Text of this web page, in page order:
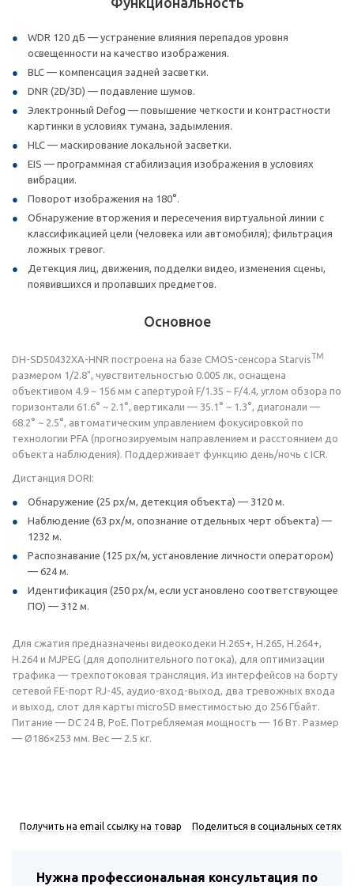
WDR 120 дБ — устранение влияния перепадов уровня
освещенности на качество изображения.
BLC — компенсация задней засветки.
DNR (2D/3D) — подавление шумов.
Электронный Defog — повышение четкости и контрастности
картинки в условиях тумана, задымления.
HLC — маскирование локальной засветки.
EIS — программная стабилизация изображения в условиях
вибрации.
Поворот изображения на 180°.
Обнаружение вторжения и пересечения виртуальной линии с
классификацией цели (человека или автомобиля); фильтрация
ложных тревог.
Детекция лиц, движения, подделки видео, изменения сцены,
появившихся и пропавших предметов.
Основное
DH-SD50432XA-HNR построена на базе CMOS-сенсора StarvisTM
размером 1/2.8", чувствительностью 0.005 лк, оснащена
объективом 4.9 ~ 156 мм с апертурой F/1.35 ~ F/4.4, углом обзора по
горизонтали 61.6° ~ 2.1°, вертикали — 35.1° ~ 1.3°, диагонали —
68.2° ~ 2.5°, автоматическим управлением фокусировкой по
технологии PFA (прогнозируемым направлением и расстоянием до
объекта наблюдения). Поддерживает функцию день/ночь с ICR.
Дистанция DORI:
Обнаружение (25 px/м, детекция объекта) — 3120 м.
Наблюдение (63 px/м, опознание отдельных черт объекта) —
1232 м.
Распознавание (125 px/м, установление личности оператором)
— 624 м.
Идентификация (250 px/м, если установлено соответствующее
ПО) — 312 м.
Для сжатия предназначены видеокодеки H.265+, H.265, H.264+,
H.264 и MJPEG (для дополнительного потока), для оптимизации
трафика — трехпотоковая трансляция. Из интерфейсов на борту
сетевой FE-порт RJ-45, аудио-вход-выход, два тревожных входа
и выход, слот для карты microSD вместимостью до 256 Гбайт.
Питание — DC 24 В, РоЕ. Потребляемая мощность — 16 Вт. Размер
— Ø186×253 мм. Вес — 2.5 кг.
Получить на email ссылку на товар Поделиться в социальных сетях
Нужна профессиональная консультация по